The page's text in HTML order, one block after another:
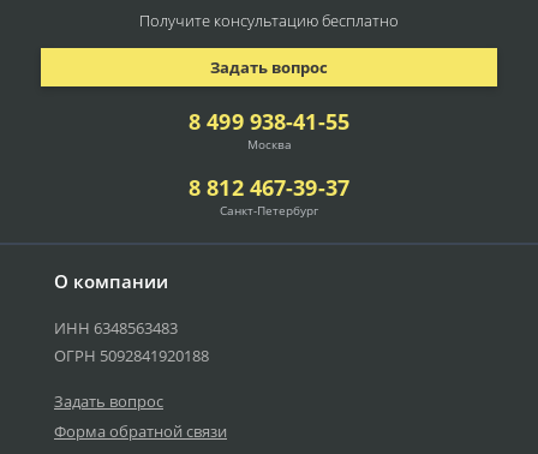
О компании
ИНН 6348563483
ОГРН 5092841920188
Задать вопрос
Форма обратной связи
8 499 938-41-55
Москва
8 812 467-39-37
Санкт-Петербург
Задать вопрос
Получите консультациюбесплатно